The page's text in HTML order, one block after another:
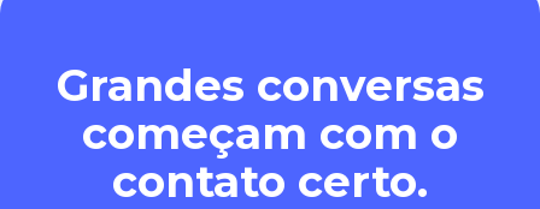
Grandes conversas
começam com o
contato certo.